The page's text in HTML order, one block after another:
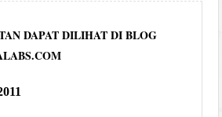
DAPAT DILIHAT DI BLOG